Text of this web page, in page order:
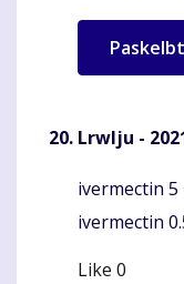
Lrwlju -
Komentaras
ivermectin 5
ivermectin
Like 0